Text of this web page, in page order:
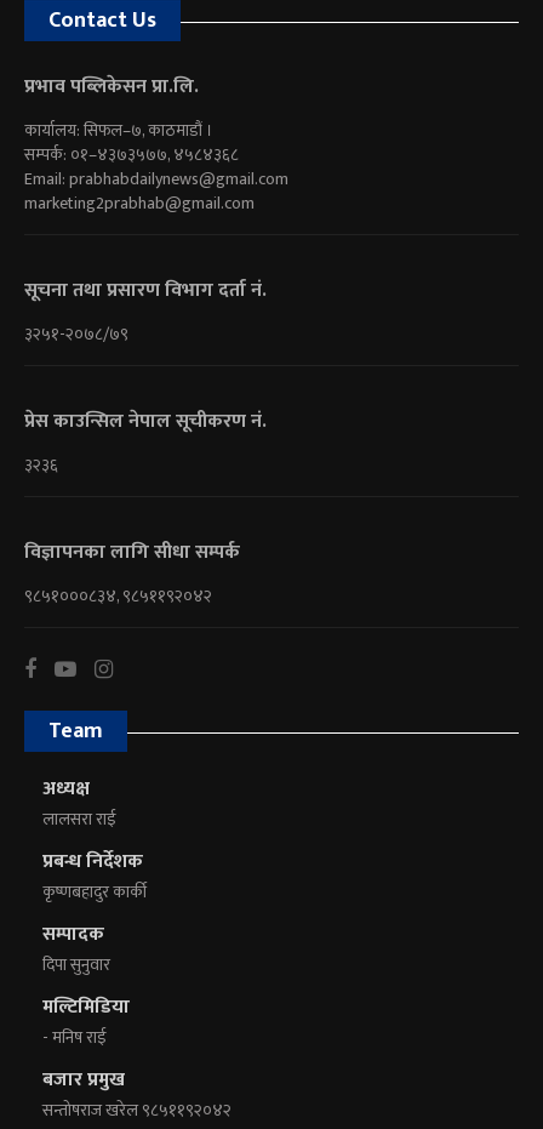
Contact Us
प्रभाव पब्लिकेसन प्रा.लि.
कार्यालय: सिफल–७, काठमाडौं ।
सम्पर्क: ०१–४३७३५७७, ४५८४३६८
Email:prabhabdailynews@gmail.com
marketing2prabhab@gmail.com
सूचना तथा प्रसारण विभाग दर्ता नं.
३२५१-२०७८/७९
प्रेस काउन्सिल नेपाल सूचीकरण नं.
३२३६
विज्ञापनका लागि सीधा सम्पर्क
९८५१०००८३४, ९८५११९२०४२
Team
अध्यक्ष
लालसरा राई
प्रबन्ध निर्देशक
कृष्णबहादुर कार्की
सम्पादक
दिपा सुनुवार
मल्टिमिडिया
- मनिष राई
बजार प्रमुख
सन्तोषराज खरेल ९८५११९२०४२